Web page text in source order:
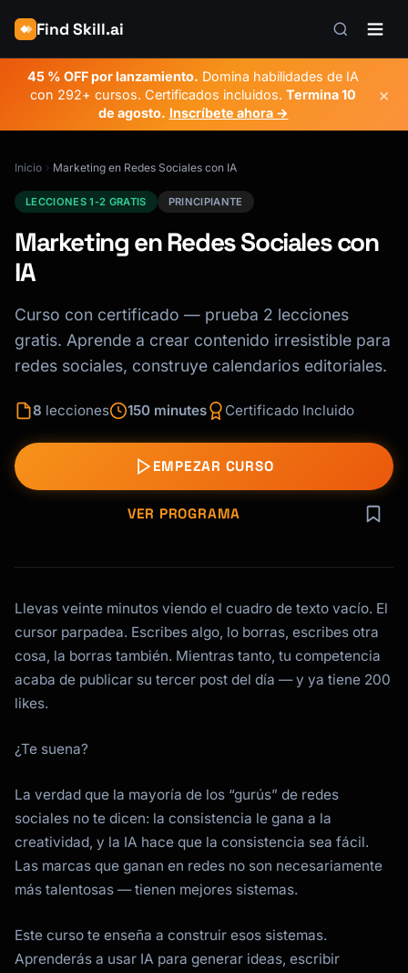
Find Skill.ai
45 % OFF por lanzamiento. Domina habilidades de IA
con 292+ cursos. Certificados incluidos. Termina10
de agosto. Inscríbete ahora →
×
Inicio Marketing en Redes Sociales con IA
LECCIONES 1-2 GRATIS PRINCIPIANTE
Marketing en Redes Sociales con
IA
Curso con certificado — prueba 2 lecciones
gratis. Aprende a crear contenido irresistible para
redes sociales, construye calendarios editoriales.
8 lecciones 150 minutes Certificado Incluido
EMPEZAR CURSO
VER PROGRAMA
Llevas veinte minutos viendo el cuadro de texto vacío. El
cursor parpadea. Escribes algo, lo borras, escribes otra
cosa, la borras también. Mientras tanto, tu competencia
acaba de publicar su tercer post del día — y ya tiene 200
likes.
¿Te suena?
La verdad que la mayoría de los “gurús” de redes
sociales no te dicen: la consistencia le gana a la
creatividad, y la IA hace que la consistencia sea fácil.
Las marcas que ganan en redes no son necesariamente
más talentosas — tienen mejores sistemas.
Este curso te enseña a construir esos sistemas.
Aprenderás a usar IA para generar ideas, escribir